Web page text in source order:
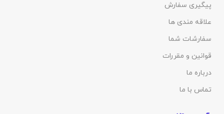
پیگیری سفارش
علاقه مندی ها
سفارشات شما
قوانین و مقررات
درباره ما
تماس با ما